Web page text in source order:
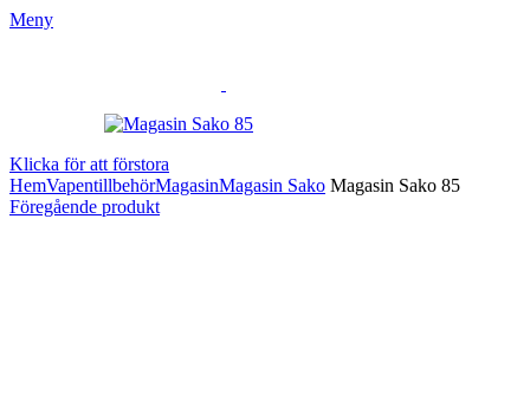
Meny
Klicka för att förstora
HemVapentillbehörMagasinMagasin Sako Magasin Sako 85
Föregående produkt